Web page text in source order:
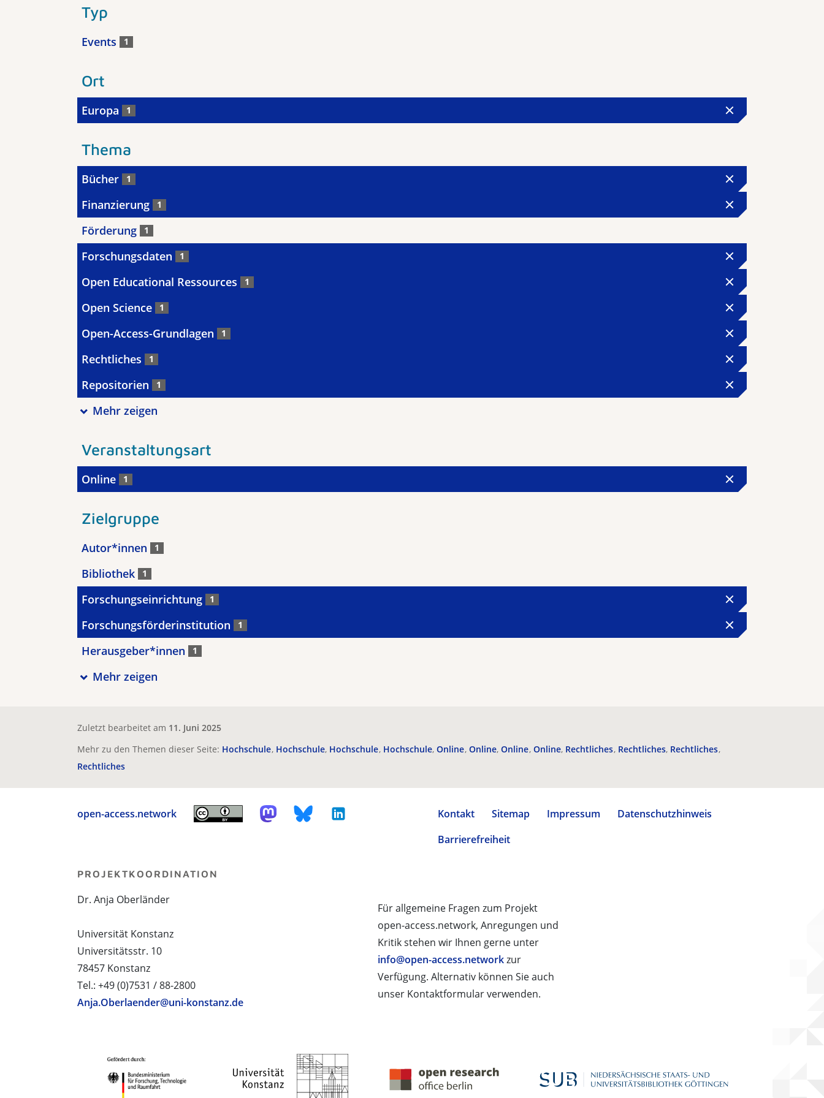
Typ
Events 1
Ort
Europa 1
Thema
Bücher 1
Finanzierung 1
Förderung 1
Forschungsdaten 1
Open Educational Ressources 1
Open Science 1
Open-Access-Grundlagen 1
Rechtliches 1
Repositorien 1
Mehr zeigen
Veranstaltungsart
Online 1
Zielgruppe
Autor*innen 1
Bibliothek 1
Forschungseinrichtung 1
Forschungsförderinstitution 1
Herausgeber*innen 1
Mehr zeigen
Zuletzt bearbeitet am 11. Juni 2025
Mehr zu den Themen dieser Seite: Hochschule Hochschule Hochschule Hochschule Online Online Online Online Rechtliches Rechtliches Rechtliches
Rechtliches
open-access.network Kontakt Sitemap Impressum
Datenschutzhinweis
Barrierefreiheit
Für allgemeine Fragen zum Projekt
open-access.network, Anregungen und
Kritik stehen wir Ihnen gerne unter
info@open-access.networkzur
Verfügung. Alternativ können Sie auch
unser Kontaktformular verwenden.
PROJEKTKOORDINATION
Dr. Anja Oberländer
Universität Konstanz
Universitätsstr. 10
78457 Konstanz
Tel.: +49 (0)7531 / 88-2800
Anja.Oberlaender@uni-konstanz.de